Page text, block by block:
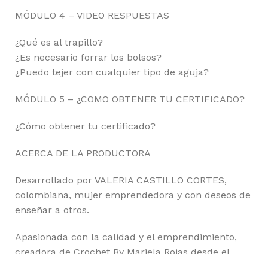
MÓDULO 4 – VIDEO RESPUESTAS
¿Qué es al trapillo?
¿Es necesario forrar los bolsos?
¿Puedo tejer con cualquier tipo de aguja?
MÓDULO 5 – ¿COMO OBTENER TU CERTIFICADO?
¿Cómo obtener tu certificado?
ACERCA DE LA PRODUCTORA
Desarrollado por VALERIA CASTILLO CORTES,
colombiana, mujer emprendedora y con deseos de
enseñar a otros.
Apasionada con la calidad y el emprendimiento,